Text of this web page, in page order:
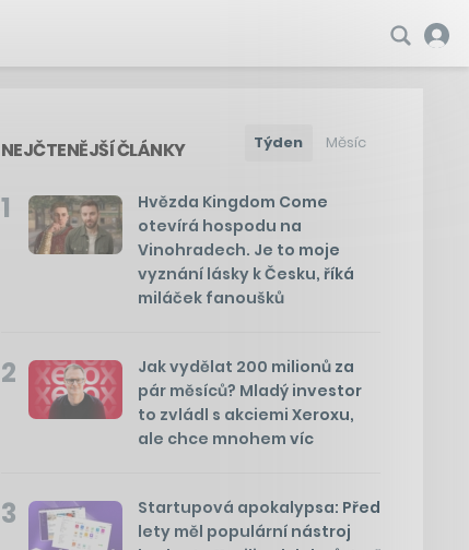
NEJČTENĚJŠÍ ČLÁNKY Týden Měsíc
1
Hvězda Kingdom Come
otevírá hospodu na
Vinohradech. Je to moje
vyznání lásky k Česku, říká
miláček fanoušků
2
Jak vydělat 200 milionů za
pár měsíců? Mladý investor
to zvládl s akciemi Xeroxu,
ale chce mnohem víc
3
Startupová apokalypsa: Před
lety měl populární nástroj